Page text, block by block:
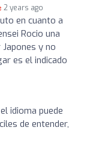
2 years ago
en cuanto a
Rocio una
y no
es el indicado
idioma puede
de entender,